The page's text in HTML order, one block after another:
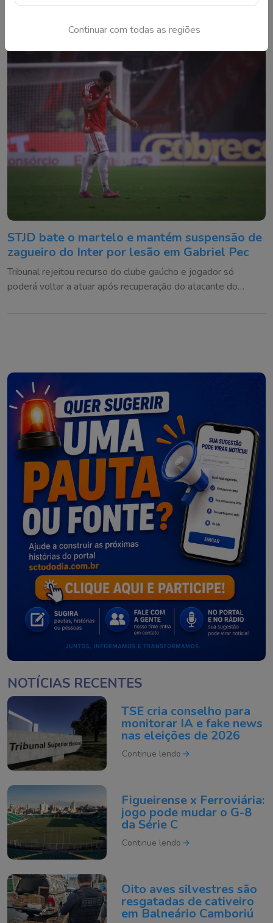
Continuar com todas as regiões
atletas emprestados para a sequência da temporada
STJD bate o martelo e mantém suspensão de
zagueiro do Inter por lesão em Gabriel Pec
Tribunal rejeitou recurso do clube gaúcho e jogador só
poderá voltar a atuar após recuperação do atacante do
NOTÍCIAS RECENTES
TSE cria conselho para
monitorar IA e fake news
nas eleições de 2026
Continue lendo
Figueirense x Ferroviária:
jogo pode mudar o G-8
da Série C
Continue lendo
Oito aves silvestres são
resgatadas de cativeiro
em Balneário Camboriú